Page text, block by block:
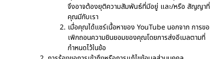
จึงอาจต้องยุติความสัมพันธ์ที่มีอยู่ และ/หรือ สัญญาที่
คุณมีกับเรา
เมื่อคุณได้แชร์เนื้อหาของ YouTube นอกจาก การขอ
เพิกถอนความยินยอมของคุณโดยการส่งอีเมลตามที่
กำหนดไว้ในข้อ